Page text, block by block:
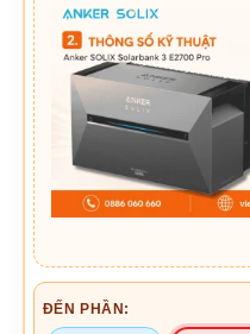
ĐẾN PHẦN: